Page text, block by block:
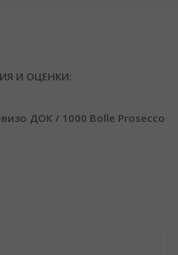
И ОЦЕНКИ:
ДОК / 1000 Bolle Prosecco